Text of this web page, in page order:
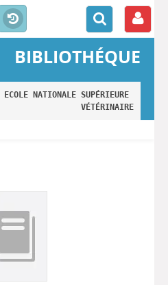
BIBLIOTHÉQUE
ECOLE NATIONALE SUPÉRIEURE
VÉTÉRINAIRE